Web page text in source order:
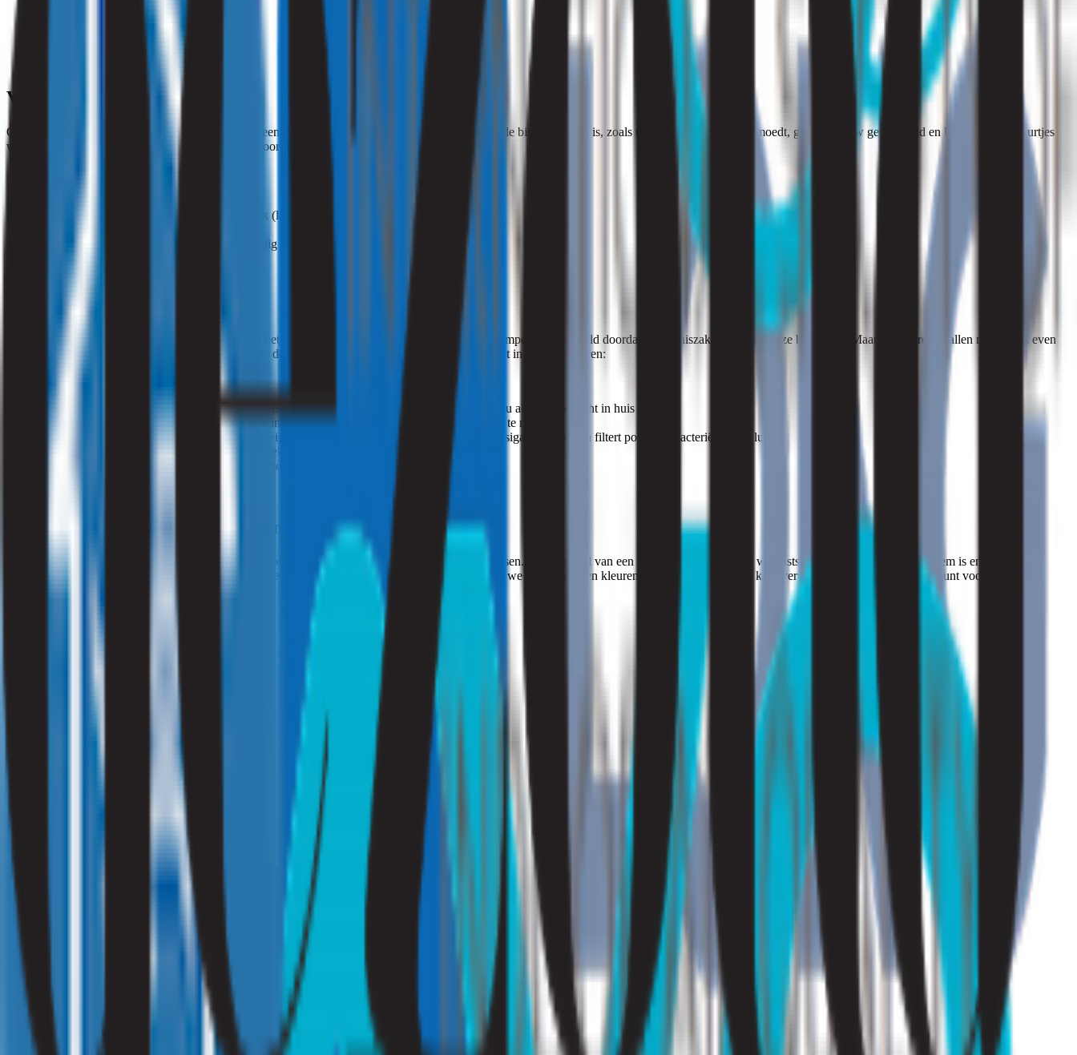
versnelde ademhaling of juist ademstilstand
Voorkomen van nare geuren
Om nare geuren te voorkomen is het noodzakelijk een gezond binnenklimaat te hebben. Dit gezonde binnenklimaat is, zoals u door de benaming vermoedt, goed voor uw gezondheid en het geeft nare geurtjes
weinig bestaansrecht. Om nare geurtjes in huis te voorkomen, kunt u het beste het volgende doen:
vochtproblemen en lekkages zo snel mogelijk (laten) verhelpen
regelmatig schoonmaken en daarbij voorzichtig zijn met chemicaliën
Verhelpen van nare geurtjes
Een frisse lucht kan zo’n verademing zijn. Soms is het verhelpen van nare geurtjes in huis enorm simpel, bijvoorbeeld doordat de vuilniszak stinkt en u deze buiten zet. Maar in andere gevallen moet u net even
iets meer doen of zelfs specialisten inschakelen. Met deze tips kunt u in ieder geval de luchtkwaliteit in huis verbeteren:
ventilatieroosters plaatsen: met ventilatieroosters kunt u 24/7 ventileren, wat ervoor zorgt dat u altijd frisse lucht in huis heeft
mechanische ventilatie gebruiken: vaak zit dit in het toilet, badkamer en keuken, om de lucht te reinigen
luchtreiniger gebruiken: een luchtreiniger verwijdert geurtjes van huisdieren en bijvoorbeeld sigarettenrook en filtert pollen en bacteriën uit de lucht
een ionisator gebruiken: reinigt de lucht met elektrische lading
planten neerzetten: ze reinigen de lucht en verhogen het zuurstofgehalte in huis
Nare geurtjes in huis verwijderen? Strooming regelt het!
Als u de nare geuren in huis niet heeft kunnen voorkomen, kunnen we het in ieder geval wel oplossen. Door middel van een
kunnen we vaststellen welke geur het probleem is en waar het
vandaan komt. Nadat we de geuren hebben geanalyseerd en de bron hebben opgespoord, vertellen we u in geuren en kleuren hoe u de nare geurtjes kunt verwijderen en in de toekomst kunt voorkomen.
Ik ben particulier
Ik ben zakelijk